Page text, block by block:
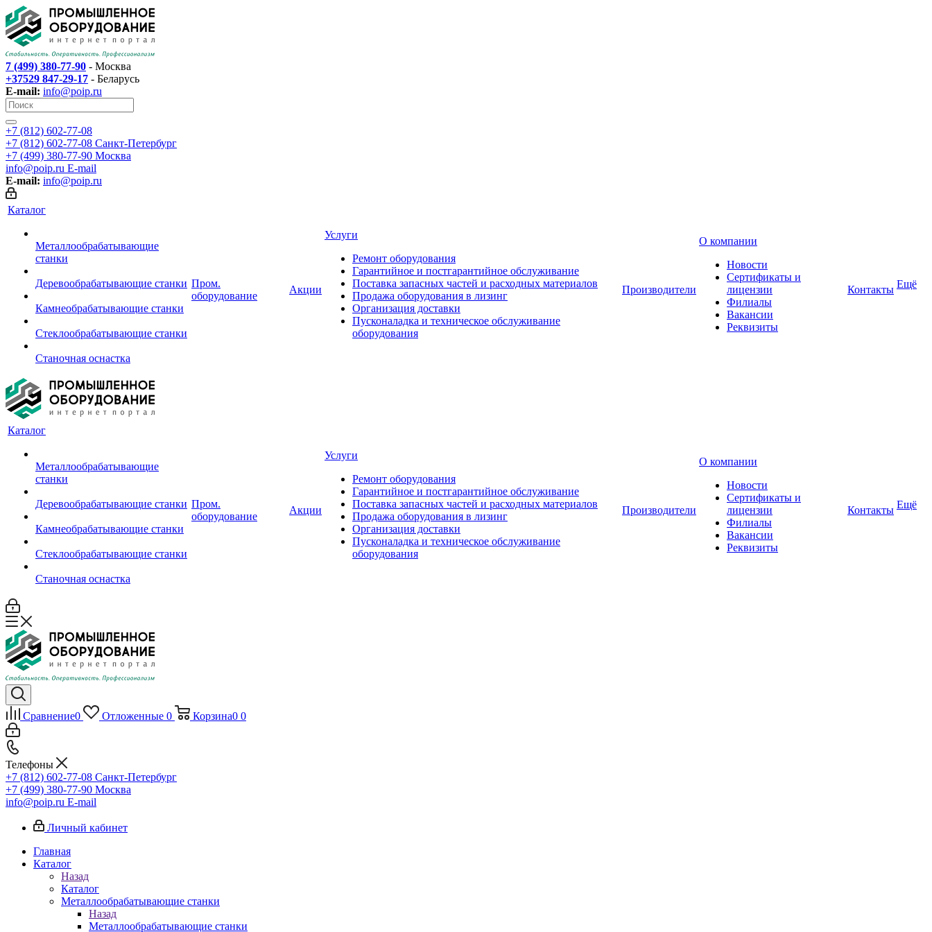
7 (499) 380-77-90 - Москва
+37529 847-29-17 - Беларусь
E-mail: info@poip.ru
+7 (812) 602-77-08
+7 (812) 602-77-08 Санкт-Петербург
+7 (499) 380-77-90 Москва
info@poip.ru E-mail
E-mail: info@poip.ru
Каталог
Металлообрабатывающие
станки
Деревообрабатывающие станки
Камнеобрабатывающие станки
Стеклообрабатывающие станки
Станочная оснастка
Пром.
оборудование
Акции
Услуги
Ремонт оборудования
Гарантийное и постгарантийное обслуживание
Поставка запасных частей и расходных материалов
Продажа оборудования в лизинг
Организация доставки
Пусконаладка и техническое обслуживание
оборудования
Производители
О компании
Новости
Сертификаты и
лицензии
Филиалы
Вакансии
Реквизиты
Контакты Ещё
Каталог
Металлообрабатывающие
станки
Деревообрабатывающие станки
Камнеобрабатывающие станки
Стеклообрабатывающие станки
Станочная оснастка
Пром.
оборудование
Акции
Услуги
Ремонт оборудования
Гарантийное и постгарантийное обслуживание
Поставка запасных частей и расходных материалов
Продажа оборудования в лизинг
Организация доставки
Пусконаладка и техническое обслуживание
оборудования
Производители
О компании
Новости
Сертификаты и
лицензии
Филиалы
Вакансии
Реквизиты
Контакты Ещё
Сравнение0 Отложенные 0 Корзина0 0
Телефоны
+7 (812) 602-77-08 Санкт-Петербург
+7 (499) 380-77-90 Москва
info@poip.ru E-mail
Личный кабинет
Главная
Каталог
Назад
Каталог
Металлообрабатывающие станки
Назад
Металлообрабатывающие станки